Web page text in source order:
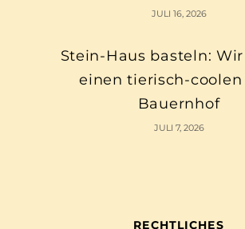
JULI 16, 2026
Stein-Haus basteln:
einen tierisch-coolen
Bauernhof
JULI 7, 2026
RECHTLICHES